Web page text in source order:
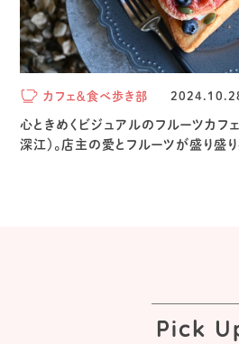
カフェ＆食べ歩き部
心ときめくビジュアルのフルーツカフ
深江）。店主の愛とフルーツが盛り盛り
Pick